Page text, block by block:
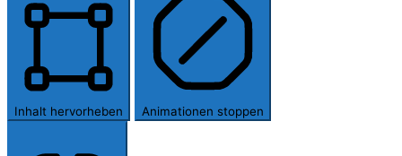
Inhalt hervorheben Animationen stoppen